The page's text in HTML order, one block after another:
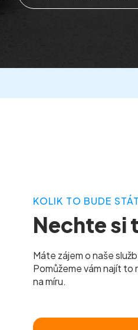
KOLIK TO BUDE
Nechte si
Máte zájem o naše
Pomůžeme vám najít to
na míru.